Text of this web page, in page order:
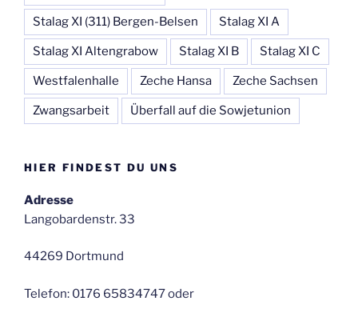
Stalag XI (311) Bergen-Belsen Stalag XI A
Stalag XI Altengrabow Stalag XI B Stalag XI C
Westfalenhalle Zeche Hansa Zeche Sachsen
Zwangsarbeit Überfall auf die Sowjetunion
HIER FINDEST DU UNS
Adresse
Langobardenstr. 33
44269 Dortmund
Telefon: 0176 65834747 oder